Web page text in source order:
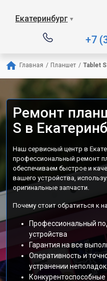
Екатеринбург ▼
+7
Главная / Планшет / Tablet S
Ремонт
S в
Наш сервисный центр в
профессиональный ремонт
обеспечиваем быстрое и
вашего устройства,
оригинальные запчасти.
Почему стоит обратиться к
Профессиональный
устройства
Гарантия на все
Оперативность и
устранении неполадок